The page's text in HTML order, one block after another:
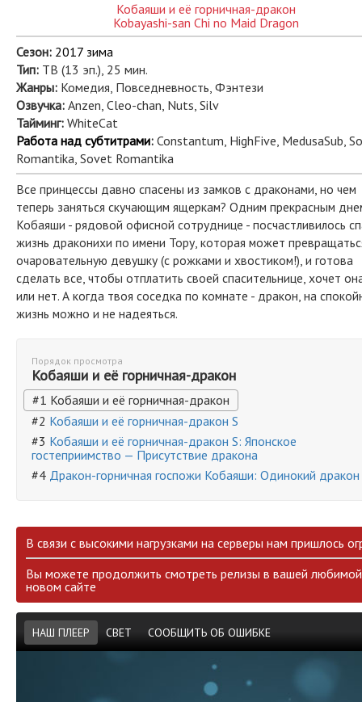
Кобаяши и её горничная-дракон
Kobayashi-san Chi no Maid Dragon
Сезон: 2017 зима
Тип: ТВ (13 эп.), 25 мин.
Жанры: Комедия, Повседневность, Фэнтези
Озвучка: Anzen, Cleo-chan, Nuts, Silv
Тайминг: WhiteCat
Работа над субтитрами: Constantum, HighFive, MedusaSub,
Romantika, Sovet Romantika
Все принцессы давно спасены из замков с драконами, но чем
теперь заняться скучающим ящеркам? Одним прекрасным
Кобаяши - рядовой офисной сотруднице - посчастливилось
жизнь драконихи по имени Тору, которая может
очаровательную девушку (с рожками и хвостиком!), и готова
сделать все, чтобы отплатить своей спасительнице, хочет
или нет. А когда твоя соседка по комнате - дракон, на
жизнь можно и не надеяться.
Порядок просмотра
Кобаяши и её горничная-дракон
#1 Кобаяши и её горничная-дракон
#2 Кобаяши и её горничная-дракон S
#3 Кобаяши и её горничная-дракон S: Японское
гостеприимство — Присутствие дракона
#4 Дракон-горничная госпожи Кобаяши: Одинокий дракон
В связи с высокими нагрузками на серверы нам пришлось
Вы можете продолжить смотреть релизы в вашей
новом сайте
НАШ ПЛЕЕР СВЕТ СООБЩИТЬ ОБ ОШИБКЕ